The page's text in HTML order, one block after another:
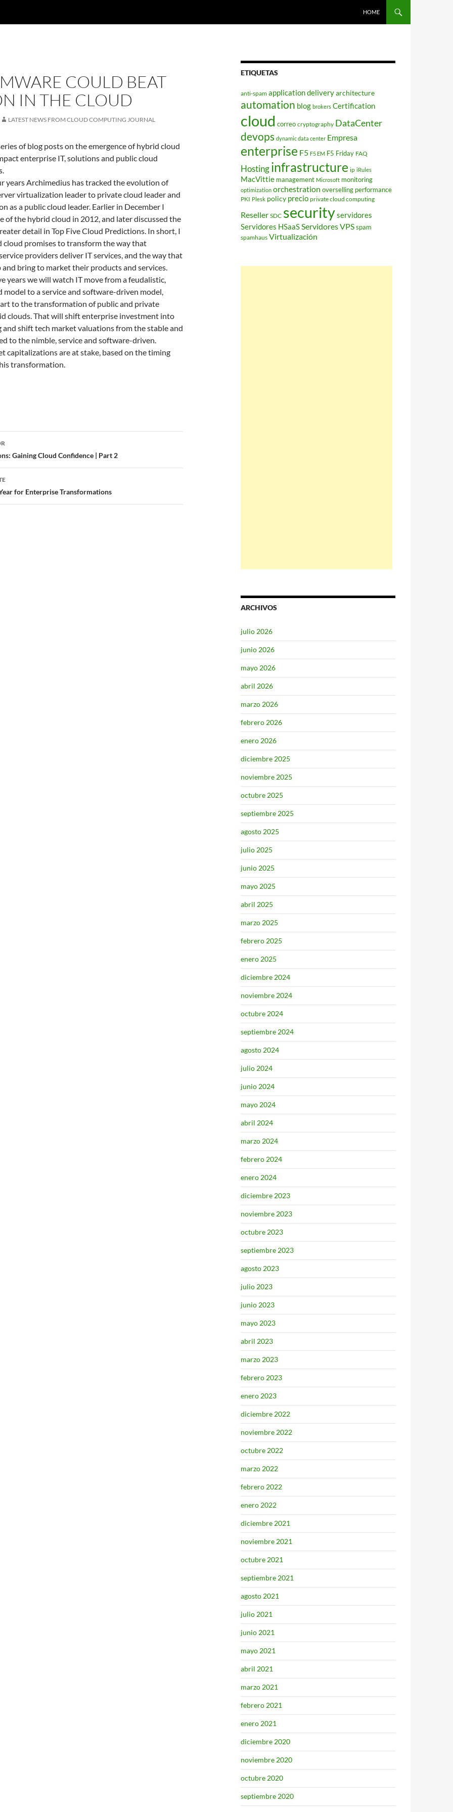
HOME
COULD BEAT
IN THE CLOUD
LATEST NEWS FROM CLOUD COMPUTING JOURNAL
of blog posts on the emergence of hybrid cloud
enterprise IT, solutions and public cloud
years Archimedius has tracked the evolution of
virtualization leader to private cloud leader and
as a public cloud leader. Earlier in December I
of the hybrid cloud in 2012, and later discussed the
detail in Top Five Cloud Predictions. In short, I
promises to transform the way that
providers deliver IT services, and the way that
bring to market their products and services.
years we will watch IT move from a feudalistic,
model to a service and software-driven model,
to the transformation of public and private
clouds. That will shift enterprise investment into
shift tech market valuations from the stable and
to the nimble, service and software-driven.
capitalizations are at stake, based on the timing
transformation.
Gaining Cloud Confidence | Part 2
for Enterprise Transformations
ETIQUETAS
anti-spam application deliveryarchitecture
automation blog brokers Certification
cloud correo cryptography DataCenter
devops dynamic data center Empresa
enterprise F5 F5 EM F5 Friday FAQ
Hostinginfrastructure ip iRules
MacVittie management Microsoft monitoring
optimization orchestration overselling performance
PKI Plesk policy precio private cloud computing
Reseller SDC securityservidores
Servidores HSaaSServidores VPSspam
spamhaus Virtualización
ARCHIVOS
julio 2026
junio 2026
mayo 2026
abril 2026
marzo 2026
febrero 2026
enero 2026
diciembre 2025
noviembre 2025
octubre 2025
septiembre 2025
agosto 2025
julio 2025
junio 2025
mayo 2025
abril 2025
marzo 2025
febrero 2025
enero 2025
diciembre 2024
noviembre 2024
octubre 2024
septiembre 2024
agosto 2024
julio 2024
junio 2024
mayo 2024
abril 2024
marzo 2024
febrero 2024
enero 2024
diciembre 2023
noviembre 2023
octubre 2023
septiembre 2023
agosto 2023
julio 2023
junio 2023
mayo 2023
abril 2023
marzo 2023
febrero 2023
enero 2023
diciembre 2022
noviembre 2022
octubre 2022
marzo 2022
febrero 2022
enero 2022
diciembre 2021
noviembre 2021
octubre 2021
septiembre 2021
agosto 2021
julio 2021
junio 2021
mayo 2021
abril 2021
marzo 2021
febrero 2021
enero 2021
diciembre 2020
noviembre 2020
octubre 2020
septiembre 2020